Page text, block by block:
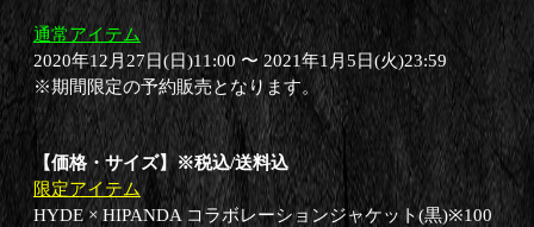
通常アイテム
2020年12月27日(日)11:00 〜 2021年1月5日(火)23:59
※期間限定の予約販売となります。
【価格・サイズ】※税込/送料込
限定アイテム
HYDE × HIPANDA コラボレーションジャケット(黒)※100